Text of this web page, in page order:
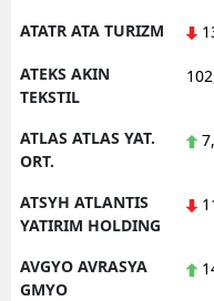
ATATR ATA TURIZM
ATEKS AKIN
TEKSTIL
ATLAS ATLAS YAT.
ORT.
ATSYH ATLANTIS
YATIRIM HOLDING
AVGYO AVRASYA
GMYO